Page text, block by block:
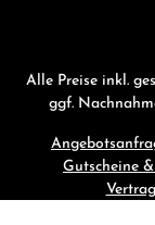
Alle Preise inkl.
ggf.
Gutscheine